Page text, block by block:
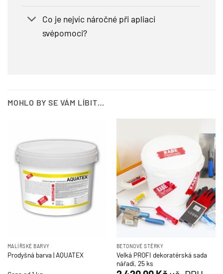
Co je nejvíc náročné při apliaci
svépomoci?
MOHLO BY SE VÁM LÍBIT…
MALÍŘSKÉ BARVY
Prodyšná barva | AQUATEX
BETONOVÉ STĚRKY
Velká PROFI dekoratérská sada
nářadí, 25 ks